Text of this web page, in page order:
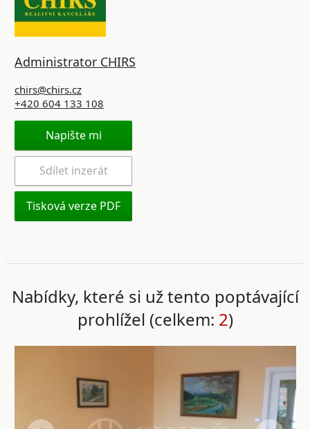
Administrator CHIRS
chirs@chirs.cz
+420 604 133 108
Napište mi
Sdílet inzerát
Tisková verze PDF
Nabídky, které si už tento poptávající
prohlížel (celkem: 2)